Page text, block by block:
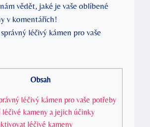
vědět, jaké je vaše oblíbené
v komentářích!
Obsah
léčivý kámen pro vaše potřeby
léčivé kameny a jejich účinky
léčivé kameny